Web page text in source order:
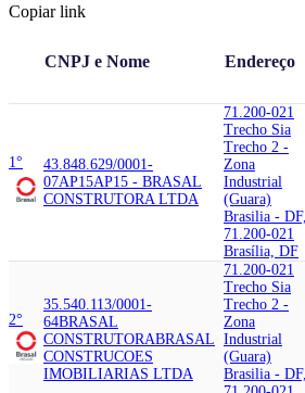
Copiar link
CNPJ e Nome Endereço
1°
43.848.629/0001-
07AP15AP15 - BRASAL
CONSTRUTORA LTDA
71.200-021
Trecho Sia
Trecho 2 -
Zona
Industrial
(Guara)
Brasilia - DF,
71.200-021
Brasília, DF
2°
35.540.113/0001-
64BRASAL
CONSTRUTORABRASAL
CONSTRUCOES
IMOBILIARIAS LTDA
71.200-021
Trecho Sia
Trecho 2 -
Zona
Industrial
(Guara)
Brasilia - DF,